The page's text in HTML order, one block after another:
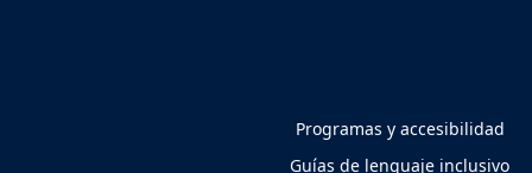
Programas y accesibilidad
Guías de lenguaje inclusivo